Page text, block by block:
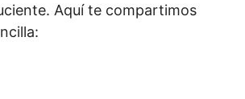
Aquí te compartimos